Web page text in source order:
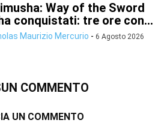
Way of the Sword
conquistati: tre ore con...
Maurizio Mercurio - 6 Agosto 2026
COMMENTO
UN COMMENTO